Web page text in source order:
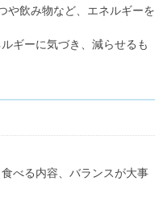
や飲み物など、エネルギーを
ギーに気づき、減らせるも
べる内容、バランスが大事